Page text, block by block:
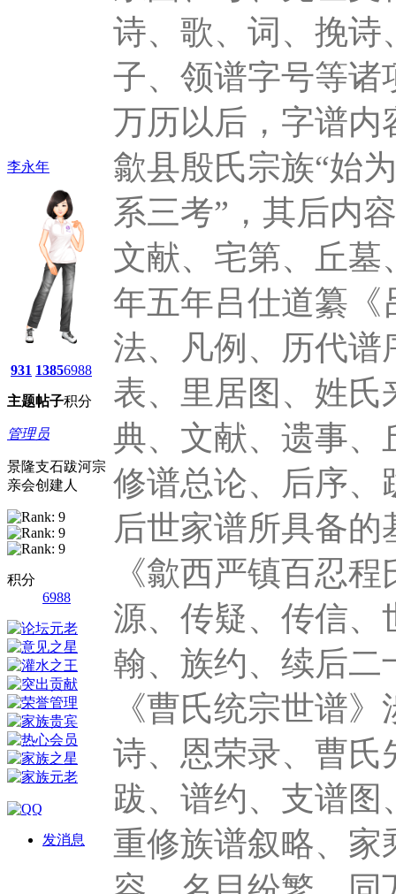
李永年
931
主题
1385
帖子
6988
积分
管理员
景隆支石跋河宗
亲会创建人
积分
6988
发消息
诗、歌、词、挽诗
子、领谱字号等诸
万历以后，字谱内
歙县殷氏宗族“始
系三考”，其后内
文献、宅第、丘墓
年五年吕仕道纂《
法、凡例、历代谱
表、里居图、姓氏
典、文献、遗事、
修谱总论、后序、
后世家谱所具备
《歙西严镇百忍
源、传疑、传信、
翰、族约、续后二
《曹氏统宗世谱
诗、恩荣录、曹氏
跋、谱约、支谱图
重修族谱叙略、家